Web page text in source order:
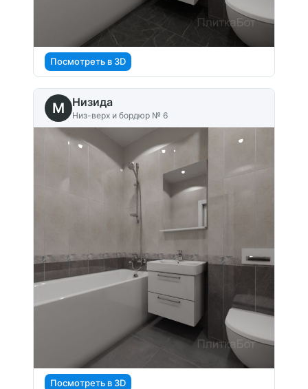
Посмотреть в 3D
M Низида
Низ-верх и бордюр № 6
Посмотреть в 3D